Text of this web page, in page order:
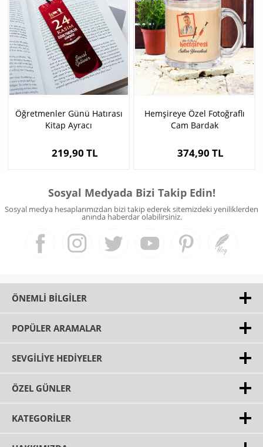
Öğretmenler Günü Hatırası
Kitap Ayracı
219,90 TL
Hemşireye Özel Fotoğraflı
Cam Bardak
374,90 TL
Sosyal Medyada Bizi Takip Edin!
Sosyal medya hesaplarımızdan bizi takip ederek sitemizdeki yeniliklerden
anında haberdar olabilirsiniz.
ÖNEMLI BILGILER
POPÜLER ARAMALAR
SEVGILIYE HEDIYELER
ÖZEL GÜNLER
KATEGORILER